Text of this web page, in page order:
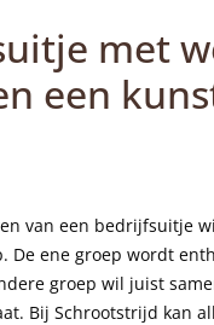
met
een
van een bedrijfsuitje
De ene groep wordt
groep wil juist
Bij Schrootstrijd kan